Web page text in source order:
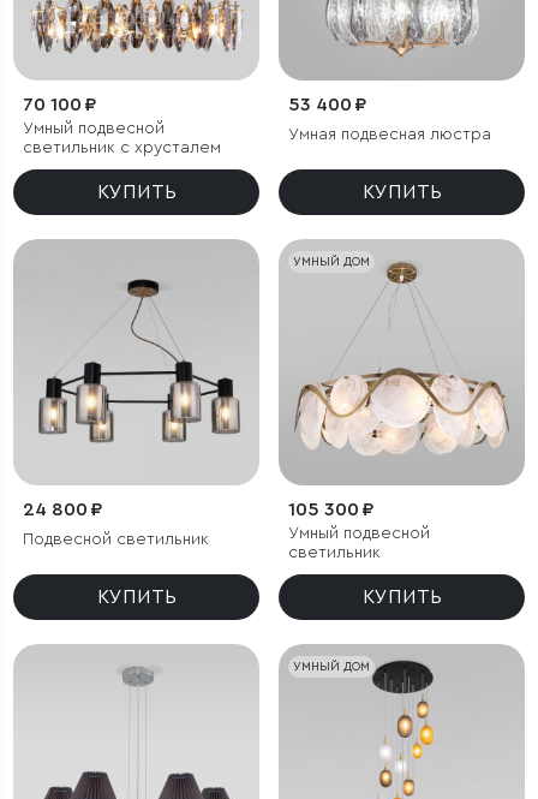
70 100 ₽
Умный подвесной
светильник c хрусталем
КУПИТЬ
53 400 ₽
Умная подвесная люстра
КУПИТЬ
24 800 ₽
Подвесной светильник
КУПИТЬ
УМНЫЙ ДОМ
105 300 ₽
Умный подвесной
светильник
КУПИТЬ
УМНЫЙ ДОМ